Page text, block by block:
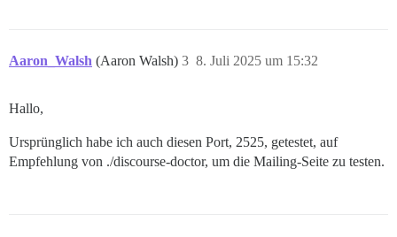
Aaron_Walsh (Aaron Walsh) 8. Juli 2025 um 15:32
3
Hallo,
Ursprünglich habe ich auch diesen Port, 2525, getestet, auf
Empfehlung von ./discourse-doctor, um die Mailing-Seite zu testen.